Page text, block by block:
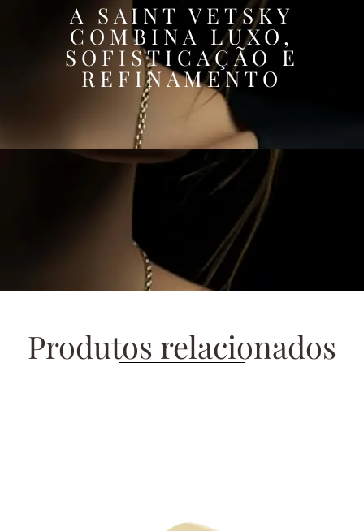
A SAINT VETSKY
COMBINA LUXO,
SOFISTICAÇÃO E
REFINAMENTO
Produtos relacionados